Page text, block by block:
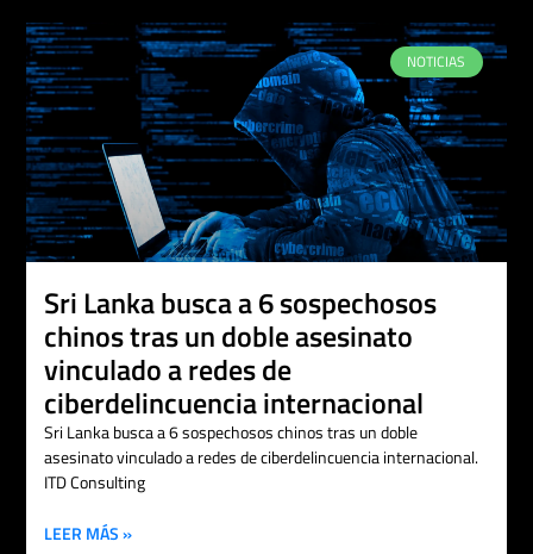
NOTICIAS
Sri Lanka busca a 6 sospechosos
chinos tras un doble asesinato
vinculado a redes de
ciberdelincuencia internacional
Sri Lanka busca a 6 sospechosos chinos tras un doble
asesinato vinculado a redes de ciberdelincuencia internacional.
ITD Consulting
LEER MÁS »